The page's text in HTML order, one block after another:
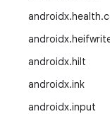
androidx.health.
androidx.
androidx.hilt
androidx.ink
androidx.input